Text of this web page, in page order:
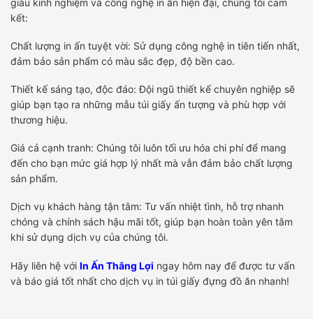
kết:
Chất lượng in ấn tuyệt vời: Sử dụng công nghệ in tiên tiến nhất,
đảm bảo sản phẩm có màu sắc đẹp, độ bền cao.
Thiết kế sáng tạo, độc đáo: Đội ngũ thiết kế chuyên nghiệp sẽ
giúp bạn tạo ra những mẫu túi giấy ấn tượng và phù hợp với
thương hiệu.
Giá cả cạnh tranh: Chúng tôi luôn tối ưu hóa chi phí để mang
đến cho bạn mức giá hợp lý nhất mà vẫn đảm bảo chất lượng
sản phẩm.
Dịch vụ khách hàng tận tâm: Tư vấn nhiệt tình, hỗ trợ nhanh
chóng và chính sách hậu mãi tốt, giúp bạn hoàn toàn yên tâm
khi sử dụng dịch vụ của chúng tôi.
Hãy liên hệ với In Ấn Thắng Lợi ngay hôm nay để được tư vấn
và báo giá tốt nhất cho dịch vụ in túi giấy đựng đồ ăn nhanh!